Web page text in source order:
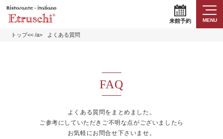
来館予約 MENU
トップ<< /a> よくある質問
FAQ
よくある質問をまとめました。
ご参考にしていただきご不明な点がございましたら
お気軽にお問合せ下さいませ。